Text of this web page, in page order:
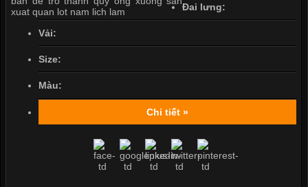
Đai lưng:
Vải:
Size:
Màu:
Chi tiết »